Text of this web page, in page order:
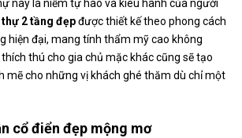
này là niềm tự hào và kiêu hãnh của người
thự 2 tầng đẹpđược thiết kế theo phong cách
hiện đại, mang tính thẩm mỹ cao không
thú cho gia chủ mặc khác cũng sẽ tạo
mẽ cho những vị khách ghé thăm dù chỉ một
cổ điển đẹp mộng mơ